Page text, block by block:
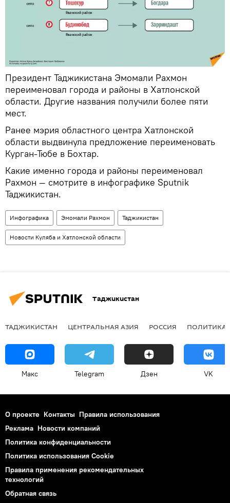
Президент Таджикистана Эмомали Рахмон
переименовал города и районы в Хатлонской
области. Другие названия получили более пяти
мест.
Ранее мэрия областного центра Хатлонской
области выдвинула предложение переименовать
Курган-Тюбе в Бохтар.
Какие именно города и районы переименовал
Рахмон — смотрите в инфографике Sputnik
Таджикистан.
Инфографика Эмомали Рахмон Таджикистан
Новости Куляба и Хатлонской области
Таджикистан
ТАДЖИКИСТАН ЦЕНТРАЛЬНАЯ АЗИЯ РОССИЯ ПОЛИТИКА
Макс Telegram Дзен VK
О проекте Контакты Правила использования
Реклама Новости компаний
Политика конфиденциальности
Политика использования Cookie
Правила применения рекомендательных
технологий
Обратная связь